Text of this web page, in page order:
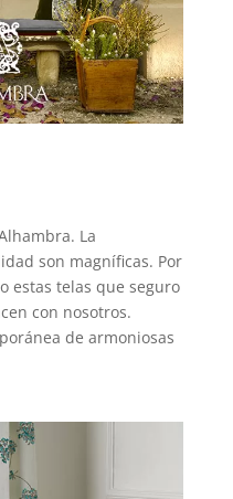
La
son magníficas. Por
estas telas que seguro
con nosotros.
de armoniosas